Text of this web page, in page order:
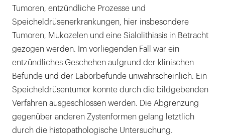
Tumoren, entzündliche Prozesse und
Speicheldrüsenerkrankungen, hier insbesondere
Tumoren, Mukozelen und eine Sialolithiasis in Betracht
gezogen werden. Im vorliegenden Fall war ein
entzündliches Geschehen aufgrund der klinischen
Befunde und der Laborbefunde unwahrscheinlich. Ein
Speicheldrüsentumor konnte durch die bildgebenden
Verfahren ausgeschlossen werden. Die Abgrenzung
gegenüber anderen Zystenformen gelang letztlich
durch die histopathologische Untersuchung.